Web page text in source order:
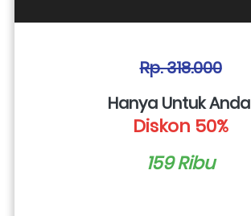
Rp. 318.000
Hanya Untuk Anda
Diskon 50%
159 Ribu